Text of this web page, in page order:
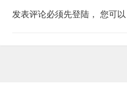
发表评论必须先登陆， 您可以